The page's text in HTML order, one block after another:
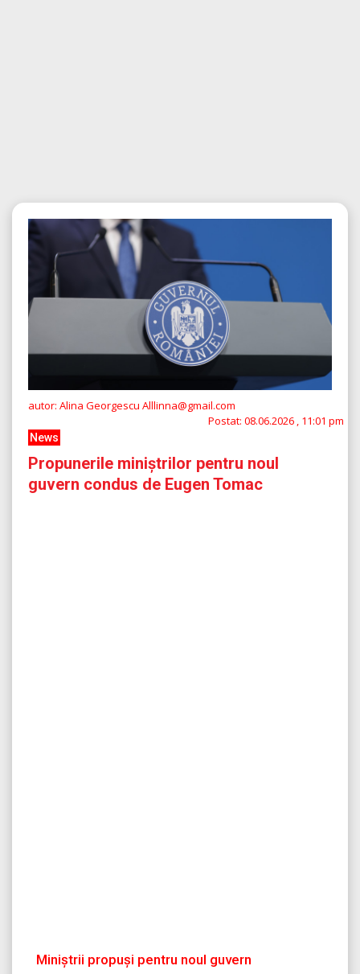
autor: Alina Georgescu Alllinna@gmail.com
Postat: 08.06.2026 , 11:01 pm
News
Propunerile miniștrilor pentru noul
guvern condus de Eugen Tomac
Miniștrii propuși pentru noul guvern